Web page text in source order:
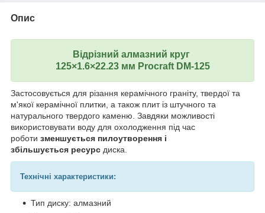
Опис
Відрізний алмазний круг
125×1.6×22.23 мм Procraft DM-125
Застосовується для різання керамічного граніту, твердої та
м'якої керамічної плитки, а також плит із штучного та
натурального твердого каменю. Завдяки можливості
використовувати воду для охолодження під час
роботи зменшується пилоутворення і
збільшується ресурс диска.
Технічні характеристики:
Тип диску: алмазний